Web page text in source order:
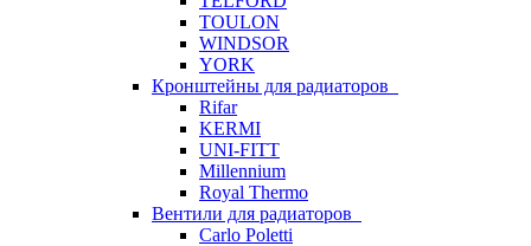
TOULON
WINDSOR
YORK
Кронштейны для радиаторов
Rifar
KERMI
UNI-FITT
Millennium
Royal Thermo
Вентили для радиаторов
Carlo Poletti